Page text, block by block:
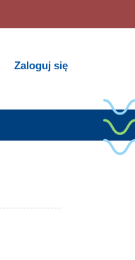
Zaloguj się